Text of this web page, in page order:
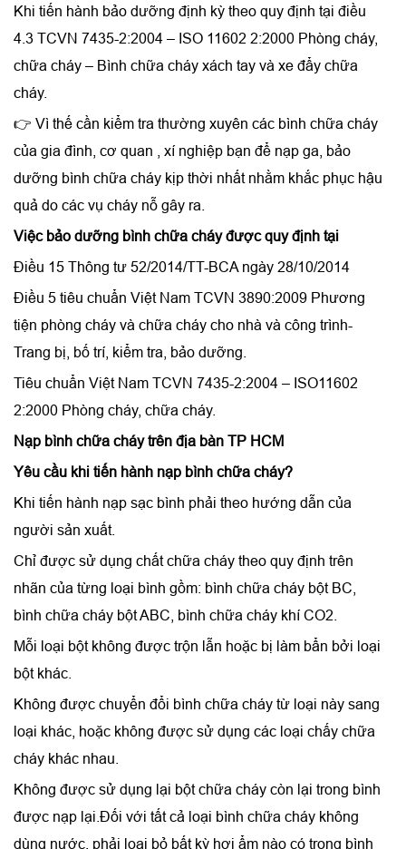
Khi tiến hành bảo dưỡng định kỳ theo quy định tại điều
4.3 TCVN 7435-2:2004 – ISO 11602 2:2000 Phòng cháy,
chữa cháy – Bình chữa cháy xách tay và xe đẩy chữa
cháy.
👉 Vì thế cần kiểm tra thường xuyên các bình chữa cháy
của gia đình, cơ quan , xí nghiệp bạn để nạp ga, bảo
dưỡng bình chữa cháy kịp thời nhất nhằm khắc phục hậu
quả do các vụ cháy nỗ gây ra.
Việc bảo dưỡng bình chữa cháy được quy định tại
Điều 15 Thông tư 52/2014/TT-BCA ngày 28/10/2014
Điều 5 tiêu chuẩn Việt Nam TCVN 3890:2009 Phương
tiện phòng cháy và chữa cháy cho nhà và công trình-
Trang bị, bố trí, kiểm tra, bảo dưỡng.
Tiêu chuẩn Việt Nam TCVN 7435-2:2004 – ISO11602
2:2000 Phòng cháy, chữa cháy.
Nạp bình chữa cháy trên địa bàn TP HCM
Yêu cầu khi tiến hành nạp bình chữa cháy?
Khi tiến hành nạp sạc bình phải theo hướng dẫn của
người sản xuất.
Chỉ được sử dụng chất chữa cháy theo quy định trên
nhãn của từng loại bình gồm: bình chữa cháy bột BC,
bình chữa cháy bột ABC, bình chữa cháy khí CO2.
Mỗi loại bột không được trộn lẫn hoặc bị làm bẩn bởi loại
bột khác.
Không được chuyển đổi bình chữa cháy từ loại này sang
loại khác, hoặc không được sử dụng các loại chấy chữa
cháy khác nhau.
Không được sử dụng lại bột chữa cháy còn lại trong bình
được nạp lại.Đối với tất cả loại bình chữa cháy không
dùng nước, phải loại bỏ bất kỳ hơi ẩm nào có trong bình